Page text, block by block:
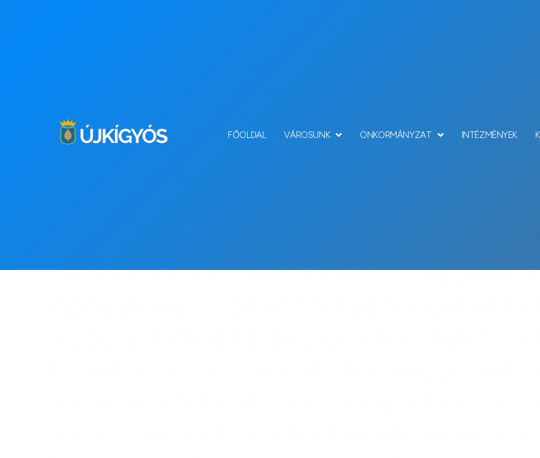
FŐOLDAL VÁROSUNK ÖNKORMÁNYZAT INTÉZMÉNYEK
államháztartáshoz tartozó